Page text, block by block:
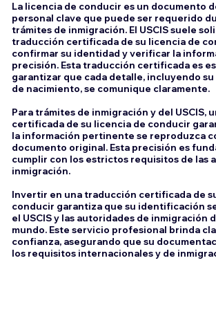
La licencia de conducir es un documento
personal clave que puede ser requerido
trámites de inmigración. El USCIS suele
traducción certificada de su licencia de
confirmar su identidad y verificar la
precisión. Esta traducción certificada es
garantizar que cada detalle, incluyendo
de nacimiento, se comunique claramente.
Para trámites de inmigración y del USCIS,
certificada de su licencia de conducir
la información pertinente se reproduzca
documento original. Esta precisión es
cumplir con los estrictos requisitos de las
inmigración.
Invertir en una traducción certificada de
conducir garantiza que su identificación
el USCIS y las autoridades de inmigración
mundo. Este servicio profesional brinda
confianza, asegurando que su
los requisitos internacionales y de